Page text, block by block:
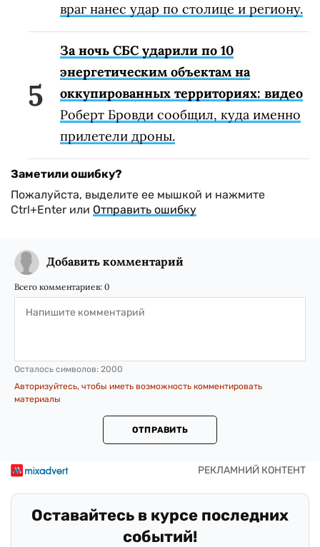
враг нанес удар по столице и региону.
За ночь СБС ударили по 10
энергетическим объектам на
оккупированных территориях: видео
Роберт Бровди сообщил, куда именно
прилетели дроны.
Заметили ошибку?
Пожалуйста, выделите ее мышкой и нажмите
Ctrl+Enter или Отправить ошибку
Добавить комментарий
Всего комментариев: 0
Осталось символов: 2000
Авторизуйтесь, чтобы иметь возможность комментировать
материалы
ОТПРАВИТЬ
Оставайтесь в курсе последних
событий!